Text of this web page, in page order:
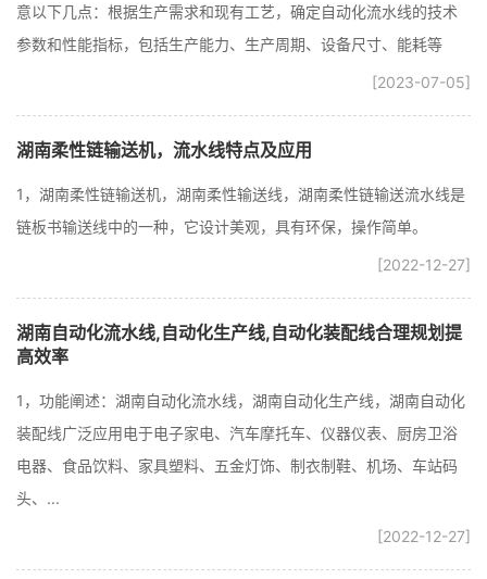
意以下几点：根据生产需求和现有工艺，确定自动化流水线的技术
参数和性能指标，包括生产能力、生产周期、设备尺寸、能耗等
[2023-07-05]
湖南柔性链输送机，流水线特点及应用
1，湖南柔性链输送机，湖南柔性输送线，湖南柔性链输送流水线是
链板书输送线中的一种，它设计美观，具有环保，操作简单。
[2022-12-27]
湖南自动化流水线,自动化生产线,自动化装配线合理规划提
高效率
1，功能阐述：湖南自动化流水线，湖南自动化生产线，湖南自动化
装配线广泛应用电于电子家电、汽车摩托车、仪器仪表、厨房卫浴
电器、食品饮料、家具塑料、五金灯饰、制衣制鞋、机场、车站码
头、...
[2022-12-27]